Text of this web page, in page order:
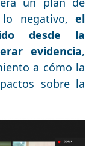
negativo, el
desde la
evidencia,
a cómo la
sobre la